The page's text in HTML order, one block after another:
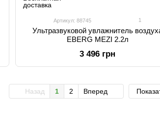
Артикул: 88745 1
Ультразвуковой увлажнитель
EBERG MEZI 2.2л
3 496 грн
Назад 1 2 Вперед